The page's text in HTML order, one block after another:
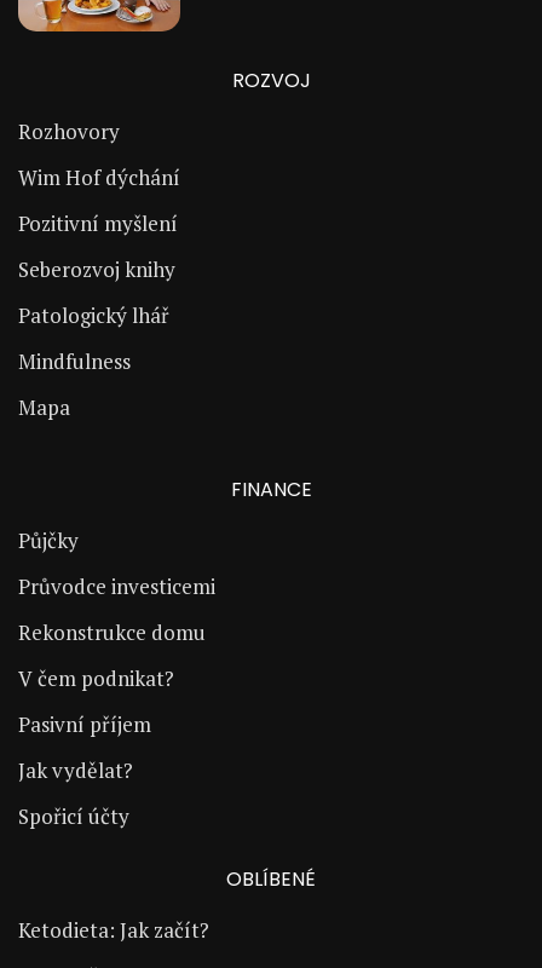
ROZVOJ
Rozhovory
Wim Hof dýchání
Pozitivní myšlení
Seberozvoj knihy
Patologický lhář
Mindfulness
Mapa
FINANCE
Půjčky
Průvodce investicemi
Rekonstrukce domu
V čem podnikat?
Pasivní příjem
Jak vydělat?
Spořicí účty
OBLÍBENÉ
Ketodieta: Jak začít?